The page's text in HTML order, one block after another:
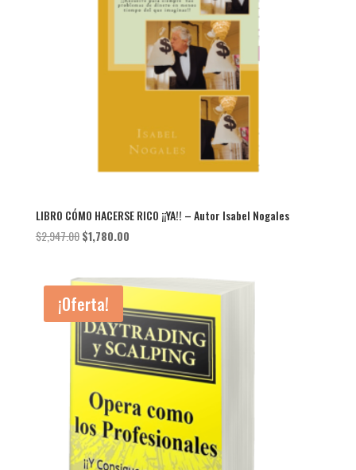
LIBRO CÓMO HACERSE RICO ¡¡YA!! – Autor Isabel Nogales
$2,947.00 El
era:
$2,947.00.
$1,780.00El
es:
$1,780.00.
¡Oferta!